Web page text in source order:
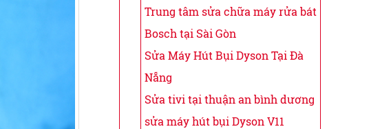
Trung tâm sửa chữa máy rửa bát
Bosch tại Sài Gòn
Sửa Máy Hút Bụi Dyson Tại Đà
Nẵng
Sửa tivi tại thuận an bình dương
sửa máy hút bụi Dyson V11